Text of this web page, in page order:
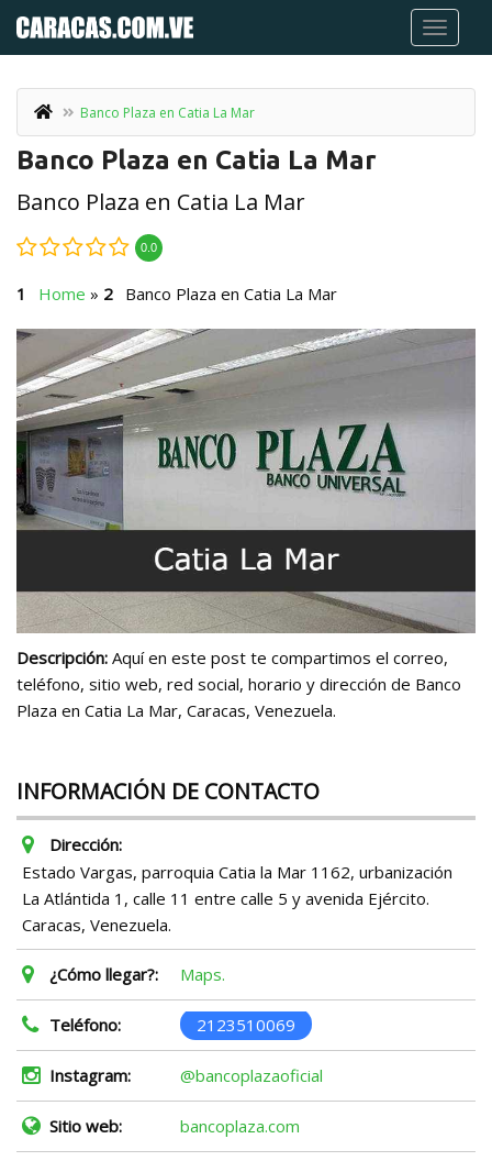
Banco Plaza en Catia La Mar
Banco Plaza en Catia La Mar
Banco Plaza en Catia La Mar
0.0
Home » Banco Plaza en Catia La Mar
Descripción: Aquí en este post te compartimos el correo,
teléfono, sitio web, red social, horario y dirección de Banco
Plaza en Catia La Mar, Caracas, Venezuela.
INFORMACIÓN DE CONTACTO
Dirección:
Estado Vargas, parroquia Catia la Mar 1162, urbanización
La Atlántida 1, calle 11 entre calle 5 y avenida Ejército.
Caracas, Venezuela.
¿Cómo llegar?: Maps.
Teléfono: 2123510069
Instagram: @bancoplazaoficial
Sitio web: bancoplaza.com